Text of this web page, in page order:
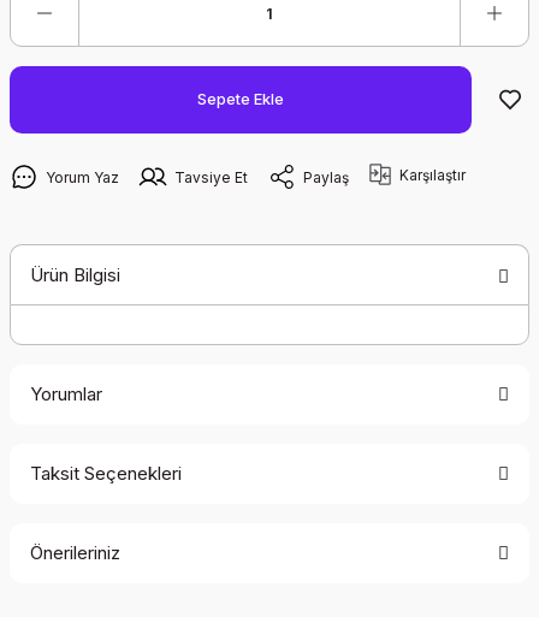
Sepete Ekle
Yorum Yaz Tavsiye Et Paylaş Karşılaştır
Ürün Bilgisi
Yorumlar
Taksit Seçenekleri
Önerileriniz